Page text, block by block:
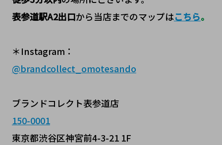
表参道駅A2出口から当店までのマップはこちら。
＊Instagram：
@brandcollect_omotesando
ブランドコレクト表参道店
150-0001
東京都渋谷区神宮前4-3-21 1F